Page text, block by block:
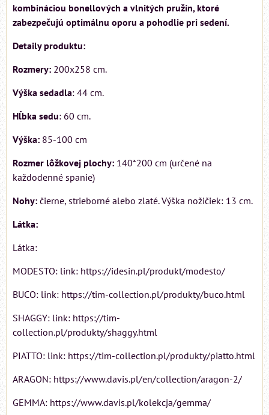
kombináciou bonellových a vlnitých pružín, ktoré
zabezpečujú optimálnu oporu a pohodlie pri sedení.
Detaily produktu:
Rozmery: 200x258 cm.
Výška sedadla: 44 cm.
Hĺbka sedu: 60 cm.
Výška: 85-100 cm
Rozmer lôžkovej plochy: 140*200 cm (určené na
každodenné spanie)
Nohy: čierne, strieborné alebo zlaté. Výška nožičiek: 13 cm.
Látka:
Látka:
MODESTO: link: https://idesin.pl/produkt/modesto/
BUCO: link: https://tim-collection.pl/produkty/buco.html
SHAGGY: link: https://tim-
collection.pl/produkty/shaggy.html
PIATTO: link: https://tim-collection.pl/produkty/piatto.html
ARAGON: https://www.davis.pl/en/collection/aragon-2/
GEMMA: https://www.davis.pl/kolekcja/gemma/